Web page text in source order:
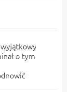
o tym